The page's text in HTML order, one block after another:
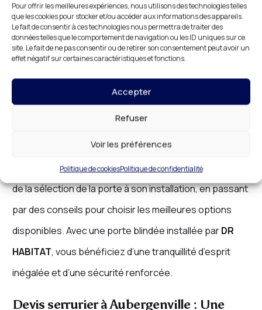
Pour offrir les meilleures expériences, nous utilisons des technologies telles
que les cookies pour stocker et/ou accéder aux informations des appareils.
Le fait de consentir à ces technologies nous permettra de traiter des
données telles que le comportement de navigation ou les ID uniques sur ce
site. Le fait de ne pas consentir ou de retirer son consentement peut avoir un
effet négatif sur certaines caractéristiques et fonctions.
Accepter
Refuser
Voir les préférences
Politique de cookiesPolitique de confidentialité
une solution idéale pour renforcer la sécurité de votre
domicile ou de vos locaux professionnels. Ces portes
offrent une protection optimale contre les intrusions
, nous proposons une gamme
portes blindées, adaptées à vos besoins
Nos techniciens vous accompagnent à chaque étape,
de la sélection de la porte à son installation, en passant
par des conseils pour choisir les meilleures options
disponibles. Avec une porte blindée installée parDR
HABITAT, vous bénéficiez d’une tranquillité d’esprit
inégalée et d’une sécurité renforcée.
Devis serrurier à Aubergenville : Une